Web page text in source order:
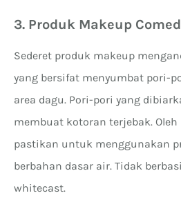
3. Produk Makeup
Sederet produk makeup
yang bersifat menyumbat pori-
area dagu. Pori-pori yang
membuat kotoran terjebak.
pastikan untuk menggunakan
berbahan dasar air. Tidak
whitecast.